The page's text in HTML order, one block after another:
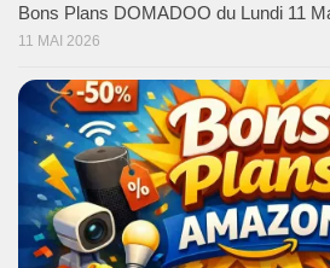
Bons Plans DOMADOO du Lundi 11
11 MAI 2026